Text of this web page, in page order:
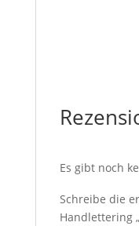
Es gibt noch
Schreibe die
Handlettering